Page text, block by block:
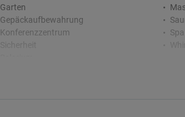
Garten
Gepäckaufbewahrung
Konferenzzentrum
Spa